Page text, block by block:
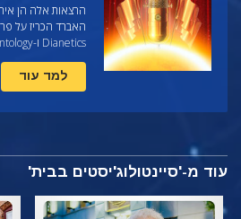
הרצאות אלה הן
האברד הכריז על
Dianetics ו-Scientology.
למד עוד
עוד מ-'סיינטולוג'יסטים בבית'